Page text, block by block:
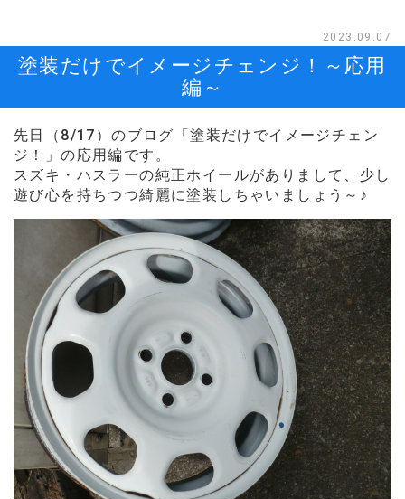
2023.09.07
塗装だけでイメージチェンジ！～応用
編～
先日（8/17）のブログ「塗装だけでイメージチェン
ジ！」の応用編です。
スズキ・ハスラーの純正ホイールがありまして、少し
遊び心を持ちつつ綺麗に塗装しちゃいましょう～♪